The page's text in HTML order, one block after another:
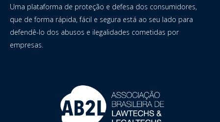
Uma plataforma de proteção e defesa dos consumidores,
que de forma rápida, fácil e segura está ao seu lado para
defendê-lo dos abusos e ilegalidades cometidas por
empresas.